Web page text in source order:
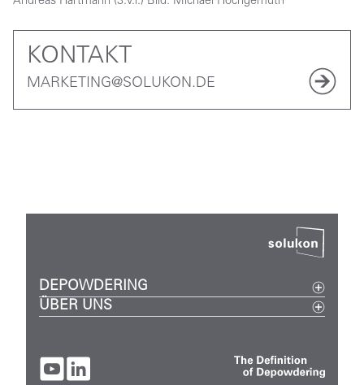
KONTAKT
MARKETING@SOLUKON.DE
DEPOWDERING
Metall
Digital
ÜBER UNS
Karriere
Unternehmen